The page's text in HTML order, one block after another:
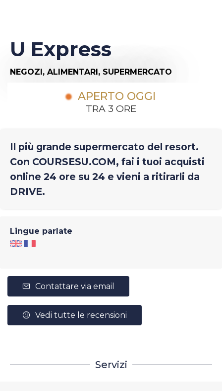
U Express
NEGOZI, ALIMENTARI, SUPERMERCATO
APERTO OGGI
TRA 3 ORE
Il più grande supermercato del resort.
Con COURSESU.COM, fai i tuoi acquisti
online 24 ore su 24 e vieni a ritirarli da
DRIVE.
Lingue parlate
Contattare via email
Vedi tutte le recensioni
Servizi